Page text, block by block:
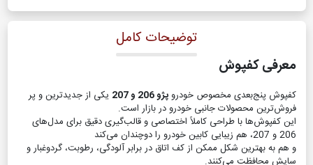
توضیحات کامل
معرفی کفپوش
کفپوش پنج‌بعدی مخصوص خودروپژو 206 و 207
یکی از جدیدترین و پر
فروش‌ترین محصولات جانبی خودرو در بازار است.
این کفپوش‌ها با طراحی کاملاً اختصاصی و قالب‌گیری دقیق برای مدل‌های
206 و 207، هم زیبایی کابین خودرو را دوچندان می‌کند
و هم به بهترین شکل ممکن از کف اتاق در برابر آلودگی، رطوبت، گردوغبار و
سایش محافظت می‌کنند.